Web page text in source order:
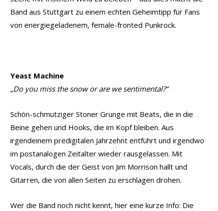
Band aus Stuttgart zu einem echten Geheimtipp für Fans
von energiegeladenem, female-fronted Punkrock.
Yeast Machine
„Do you miss the snow or are we sentimental?“
Schön-schmutziger Stoner Grunge mit Beats, die in die
Beine gehen und Hooks, die im Kopf bleiben. Aus
irgendeinem predigitalen Jahrzehnt entführt und irgendwo
im postanalogen Zeitalter wieder rausgelassen. Mit
Vocals, durch die der Geist von Jim Morrison hallt und
Gitarren, die von allen Seiten zu erschlagen drohen.
Wer die Band noch nicht kennt, hier eine kurze Info: Die